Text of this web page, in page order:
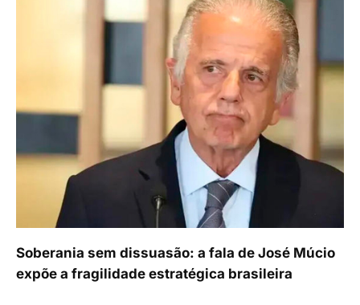
Soberania sem dissuasão: a fala de José Múcio
expõe a fragilidade estratégica brasileira